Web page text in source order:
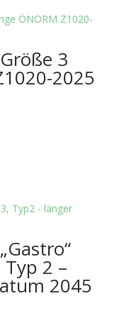
3
2025
Typ 2 –
2045